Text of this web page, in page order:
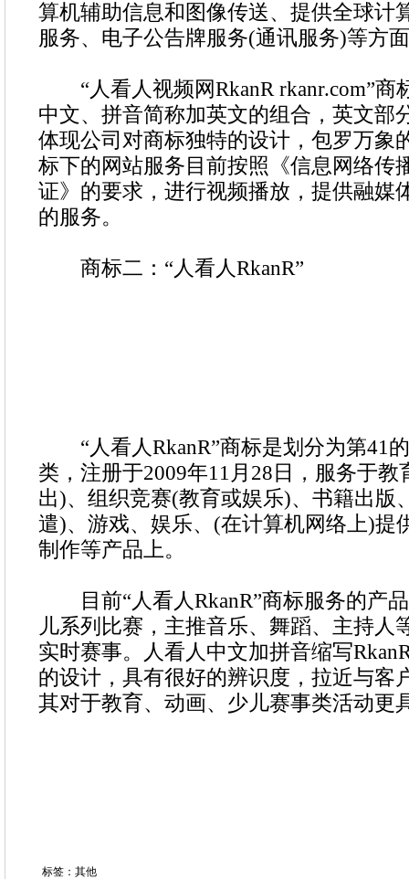
算机辅助信息和图像传送、提供全球计
服务、电子公告牌服务(通讯服务)等方
“人看人视频网RkanR rkanr.com”商
中文、拼音简称加英文的组合，英文部
体现公司对商标独特的设计，包罗万象
标下的网站服务目前按照《信息网络传
证》的要求，进行视频播放，提供融媒
的服务。
商标二：“人看人RkanR”
“人看人RkanR”商标是划分为第41
类，注册于2009年11月28日，服务于教
出)、组织竞赛(教育或娱乐)、书籍出版
遣)、游戏、娱乐、(在计算机网络上)提
制作等产品上。
目前“人看人RkanR”商标服务的产
儿系列比赛，主推音乐、舞蹈、主持人
实时赛事。人看人中文加拼音缩写
的设计，具有很好的辨识度，拉近与客
其对于教育、动画、少儿赛事类活动更
标签：其他